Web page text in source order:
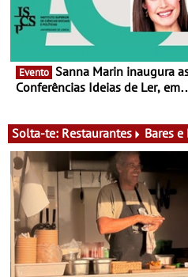
Evento
Conferências Ideias de Ler, em
primeira edição do novo ciclo
debates dedicado aos grandes
temas do nosso tempo
Solta-te: Restaurantes Bares e